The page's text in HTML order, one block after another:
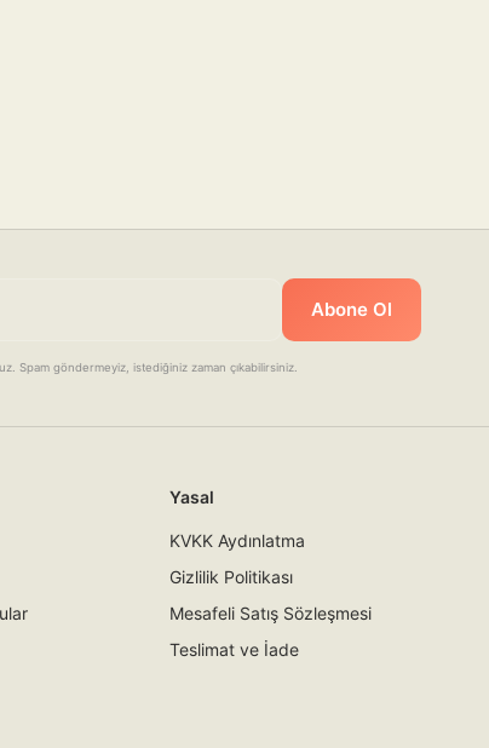
Abone Ol
Spam göndermeyiz, istediğiniz zaman çıkabilirsiniz.
Yasal
KVKK Aydınlatma
Gizlilik Politikası
Mesafeli Satış Sözleşmesi
Teslimat ve İade